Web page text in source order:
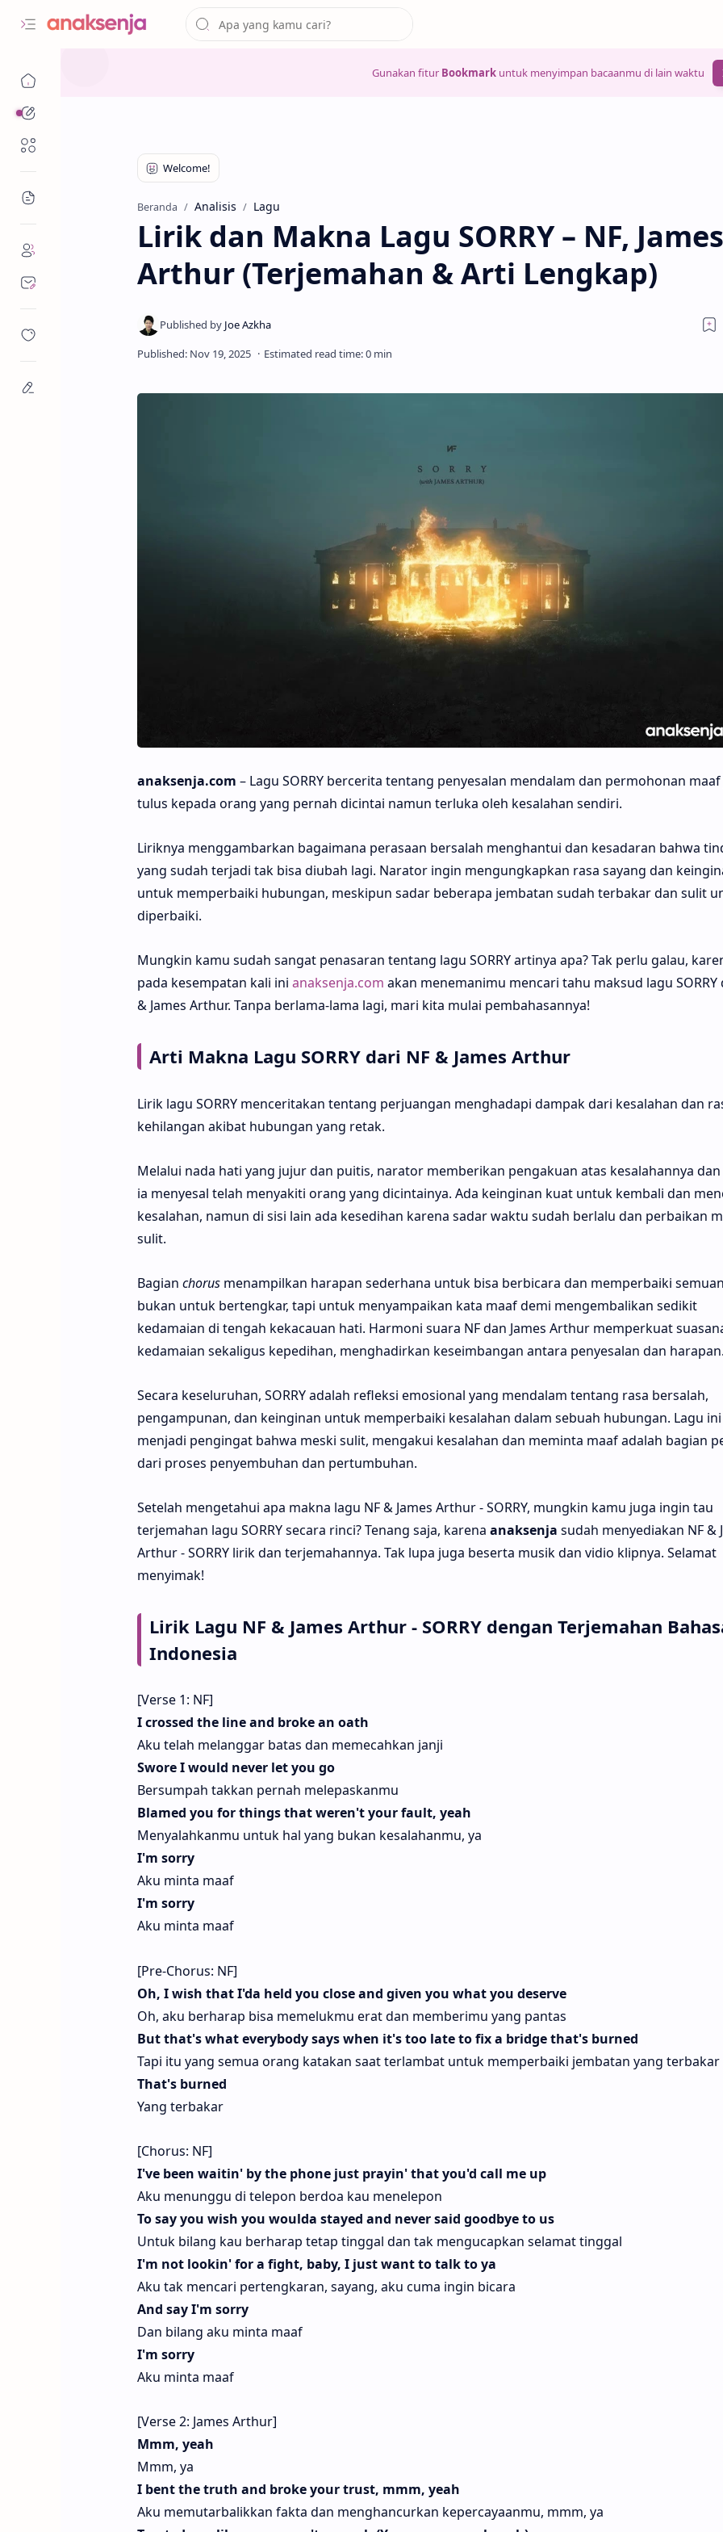
Gunakan fitur Bookmarkuntuk menyimpan bacaanmu di lain waktu
Beranda Analisis Lagu
Lirik dan Makna Lagu SORRY – NF, James
Arthur (Terjemahan & Arti Lengkap)
anaksenja.com – Lagu SORRY bercerita tentang penyesalan mendalam dan permohonan
tulus kepada orang yang pernah dicintai namun terluka oleh kesalahan sendiri.
Liriknya menggambarkan bagaimana perasaan bersalah menghantui dan kesadaran bahwa
yang sudah terjadi tak bisa diubah lagi. Narator ingin mengungkapkan rasa sayang dan
untuk memperbaiki hubungan, meskipun sadar beberapa jembatan sudah terbakar dan sulit
diperbaiki.
Mungkin kamu sudah sangat penasaran tentang lagu SORRY artinya apa? Tak perlu galau,
pada kesempatan kali ini anaksenja.com akan menemanimu mencari tahu maksud lagu SORRY
& James Arthur. Tanpa berlama-lama lagi, mari kita mulai pembahasannya!
Arti Makna Lagu SORRY dari NF & James Arthur
Lirik lagu SORRY menceritakan tentang perjuangan menghadapi dampak dari kesalahan dan
kehilangan akibat hubungan yang retak.
Melalui nada hati yang jujur dan puitis, narator memberikan pengakuan atas kesalahannya
ia menyesal telah menyakiti orang yang dicintainya. Ada keinginan kuat untuk kembali dan
kesalahan, namun di sisi lain ada kesedihan karena sadar waktu sudah berlalu dan perbaikan
sulit.
Bagian chorusmenampilkan harapan sederhana untuk bisa berbicara dan memperbaiki
bukan untuk bertengkar, tapi untuk menyampaikan kata maaf demi mengembalikan sedikit
kedamaian di tengah kekacauan hati. Harmoni suara NF dan James Arthur memperkuat
kedamaian sekaligus kepedihan, menghadirkan keseimbangan antara penyesalan dan harapan.
Secara keseluruhan, SORRY adalah refleksi emosional yang mendalam tentang rasa bersalah,
pengampunan, dan keinginan untuk memperbaiki kesalahan dalam sebuah hubungan. Lagu ini
menjadi pengingat bahwa meski sulit, mengakui kesalahan dan meminta maaf adalah bagian
dari proses penyembuhan dan pertumbuhan.
Setelah mengetahui apa makna lagu NF & James Arthur - SORRY, mungkin kamu juga ingin tau
terjemahan lagu SORRY secara rinci? Tenang saja, karena anaksenja sudah menyediakan NF &
Arthur - SORRY lirik dan terjemahannya. Tak lupa juga beserta musik dan vidio klipnya. Selamat
menyimak!
Lirik Lagu NF & James Arthur - SORRY dengan Terjemahan
Indonesia
[Verse 1: NF]
I crossed the line and broke an oath
Aku telah melanggar batas dan memecahkan janji
Swore I would never let you go
Bersumpah takkan pernah melepaskanmu
Blamed you for things that weren't your fault, yeah
Menyalahkanmu untuk hal yang bukan kesalahanmu, ya
I'm sorry
Aku minta maaf
I'm sorry
Aku minta maaf
[Pre-Chorus: NF]
Oh, I wish that I'da held you close and given you what you deserve
Oh, aku berharap bisa memelukmu erat dan memberimu yang pantas
But that's what everybody says when it's too late to fix a bridge that's burned
Tapi itu yang semua orang katakan saat terlambat untuk memperbaiki jembatan yang terbakar
That's burned
Yang terbakar
[Chorus: NF]
I've been waitin' by the phone just prayin' that you'd call me up
Aku menunggu di telepon berdoa kau menelepon
To say you wish you woulda stayed and never said goodbye to us
Untuk bilang kau berharap tetap tinggal dan tak mengucapkan selamat tinggal
I'm not lookin' for a fight, baby, I just want to talk to ya
Aku tak mencari pertengkaran, sayang, aku cuma ingin bicara
And say I'm sorry
Dan bilang aku minta maaf
I'm sorry
Aku minta maaf
[Verse 2: James Arthur]
Mmm, yeah
Mmm, ya
I bent the truth and broke your trust, mmm, yeah
Aku memutarbalikkan fakta dan menghancurkan kepercayaanmu, mmm, ya